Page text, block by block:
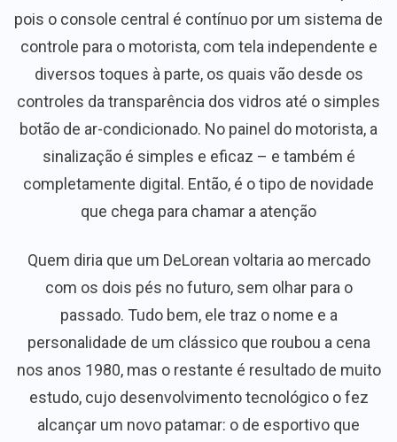
pois o console central é contínuo por um sistema de
controle para o motorista, com tela independente e
diversos toques à parte, os quais vão desde os
controles da transparência dos vidros até o simples
botão de ar-condicionado. No painel do motorista, a
sinalização é simples e eficaz – e também é
completamente digital. Então, é o tipo de novidade
que chega para chamar a atenção
Quem diria que um DeLorean voltaria ao mercado
com os dois pés no futuro, sem olhar para o
passado. Tudo bem, ele traz o nome e a
personalidade de um clássico que roubou a cena
nos anos 1980, mas o restante é resultado de muito
estudo, cujo desenvolvimento tecnológico o fez
alcançar um novo patamar: o de esportivo que